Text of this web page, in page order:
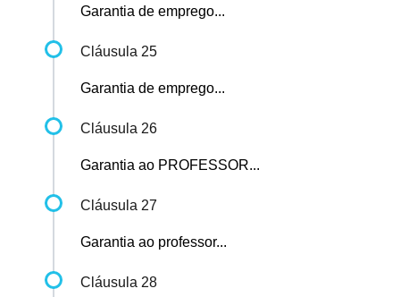
Garantia de emprego...
Cláusula 25
Garantia de emprego...
Cláusula 26
Garantia ao PROFESSOR...
Cláusula 27
Garantia ao professor...
Cláusula 28